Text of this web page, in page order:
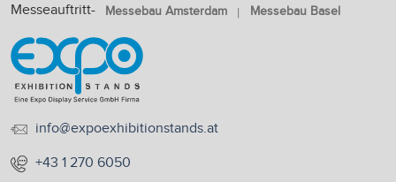
Messeauftritt- Messebau Amsterdam Messebau Basel
info@expoexhibitionstands.at
+43 1 270 6050